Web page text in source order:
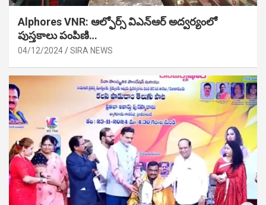
Alphores VNR: ఆల్ఫోర్స్ విఎన్ఆర్ అద్వర్యంలో
పుస్తకాలు పంపిణి…
04/12/2024 SIRA NEWS